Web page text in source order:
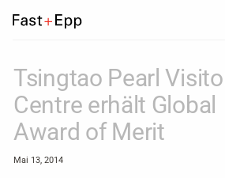
UNTERNEHMEN
Tsingtao Pearl
Centre erhält Global
Award of Merit
Mai 13, 2014